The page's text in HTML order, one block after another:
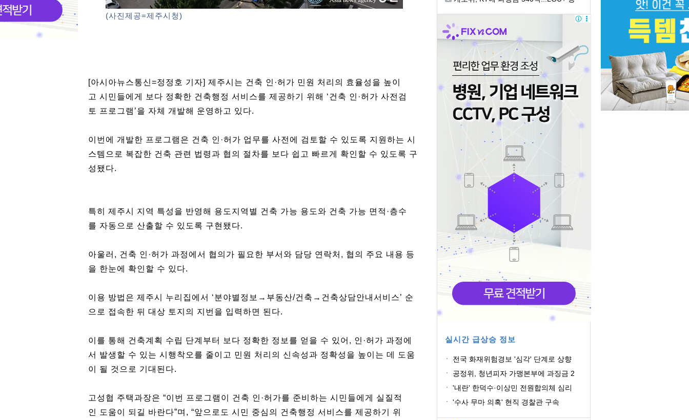
(사진제공=제주시청)
[아시아뉴스통신=정정호 기자] 제주시는 건축 인·허가 민원 처리의 효율성을 높이
고 시민들에게 보다 정확한 건축행정 서비스를 제공하기 위해 ‘건축 인·허가 사전검
토 프로그램’을 자체 개발해 운영하고 있다.
이번에 개발한 프로그램은 건축 인·허가 업무를 사전에 검토할 수 있도록 지원하는 시
스템으로 복잡한 건축 관련 법령과 협의 절차를 보다 쉽고 빠르게 확인할 수 있도록 구
성됐다.
특히 제주시 지역 특성을 반영해 용도지역별 건축 가능 용도와 건축 가능 면적·층수
를 자동으로 산출할 수 있도록 구현됐다.
아울러, 건축 인·허가 과정에서 협의가 필요한 부서와 담당 연락처, 협의 주요 내용 등
을 한눈에 확인할 수 있다.
이용 방법은 제주시 누리집에서 ‘분야별정보→부동산/건축→건축상담안내서비스’ 순
으로 접속한 뒤 대상 토지의 지번을 입력하면 된다.
이를 통해 건축계획 수립 단계부터 보다 정확한 정보를 얻을 수 있어, 인·허가 과정에
서 발생할 수 있는 시행착오를 줄이고 민원 처리의 신속성과 정확성을 높이는 데 도움
이 될 것으로 기대된다.
고성협 주택과장은 “이번 프로그램이 건축 인·허가를 준비하는 시민들에게 실질적
인 도움이 되길 바란다”며, “앞으로도 시민 중심의 건축행정 서비스를 제공하기 위
실시간 급상승 정보
전국 화재위험경보 '심각' 단계로 상향
공정위, 청년피자 가맹본부에 과징금 2
'내란' 한덕수·이상민 전원합의체 심리
'수사 무마 의혹' 현직 경찰관 구속